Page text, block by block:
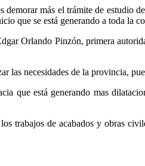
demorar más el trámite de estudio
que se está generando a toda la
Orlando Pinzón, primera
las necesidades de la provincia,
que está generando mas
trabajos de acabados y obras